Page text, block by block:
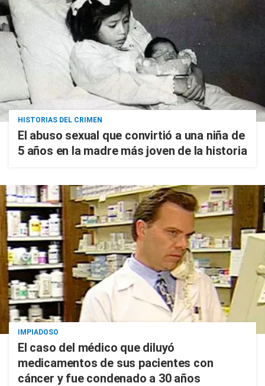
HISTORIAS DEL CRIMEN
El abuso sexual que convirtió a una niña de
5 años en la madre más joven de la historia
IMPIADOSO
El caso del médico que diluyó
medicamentos de sus pacientes con
cáncer y fue condenado a 30 años